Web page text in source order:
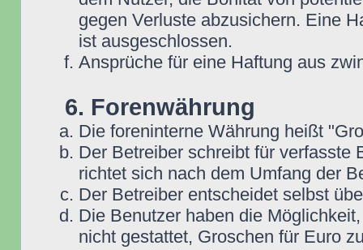
gegen Verluste abzusichern. Eine
ist ausgeschlossen.
Ansprüche für eine Haftung aus
6. Forenwährung
Die foreninterne Währung heißt
Der Betreiber schreibt für verfasste
richtet sich nach dem Umfang der
Der Betreiber entscheidet selbst
Die Benutzer haben die
nicht gestattet, Groschen für Euro